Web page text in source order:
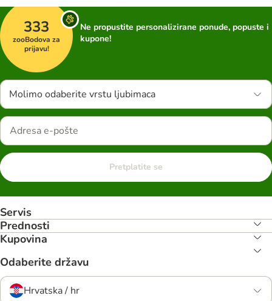
333
zooBodova za
prijavu!
Ne propustite personalizirane ponude, popuste i
kupone!
Molimo odaberite vrstu ljubimaca
Pretplatite se
Servis
Prednosti
Kupovina
Odaberite državu
Hrvatska / hr